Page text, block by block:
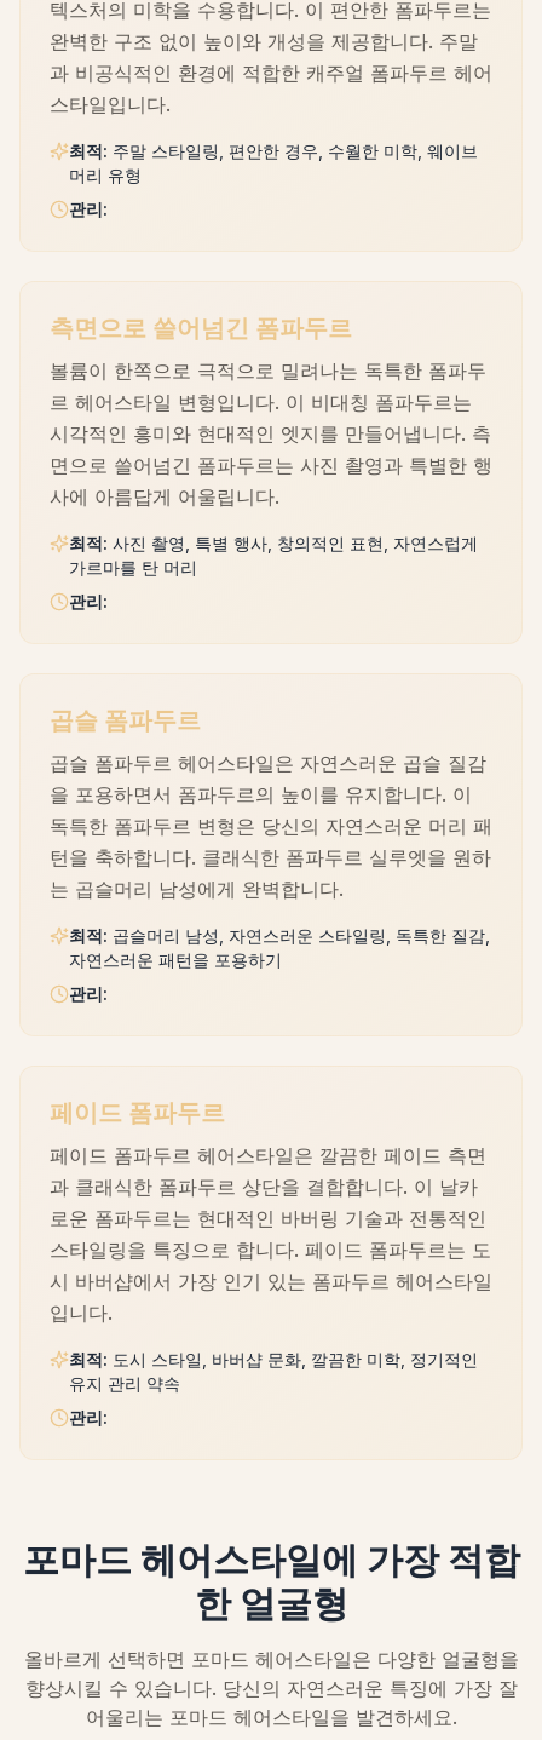
텍스처의 미학을 수용합니다. 이 편안한 폼파두르는
완벽한 구조 없이 높이와 개성을 제공합니다. 주말
과 비공식적인 환경에 적합한 캐주얼 폼파두르 헤어
스타일입니다.
최적: 주말 스타일링, 편안한 경우, 수월한 미학, 웨이브
머리 유형
관리:
측면으로 쓸어넘긴 폼파두르
볼륨이 한쪽으로 극적으로 밀려나는 독특한 폼파두
르 헤어스타일 변형입니다. 이 비대칭 폼파두르는
시각적인 흥미와 현대적인 엣지를 만들어냅니다. 측
면으로 쓸어넘긴 폼파두르는 사진 촬영과 특별한 행
사에 아름답게 어울립니다.
최적: 사진 촬영, 특별 행사, 창의적인 표현, 자연스럽게
가르마를 탄 머리
관리:
곱슬 폼파두르
곱슬 폼파두르 헤어스타일은 자연스러운 곱슬 질감
을 포용하면서 폼파두르의 높이를 유지합니다. 이
독특한 폼파두르 변형은 당신의 자연스러운 머리 패
턴을 축하합니다. 클래식한 폼파두르 실루엣을 원하
는 곱슬머리 남성에게 완벽합니다.
최적: 곱슬머리 남성, 자연스러운 스타일링, 독특한 질감,
자연스러운 패턴을 포용하기
관리:
페이드 폼파두르
페이드 폼파두르 헤어스타일은 깔끔한 페이드 측면
과 클래식한 폼파두르 상단을 결합합니다. 이 날카
로운 폼파두르는 현대적인 바버링 기술과 전통적인
스타일링을 특징으로 합니다. 페이드 폼파두르는 도
시 바버샵에서 가장 인기 있는 폼파두르 헤어스타일
입니다.
최적: 도시 스타일, 바버샵 문화, 깔끔한 미학, 정기적인
유지 관리 약속
관리:
포마드 헤어스타일에 가장 적합
한 얼굴형
올바르게 선택하면 포마드 헤어스타일은 다양한 얼굴형을
향상시킬 수 있습니다. 당신의 자연스러운 특징에 가장 잘
어울리는 포마드 헤어스타일을 발견하세요.